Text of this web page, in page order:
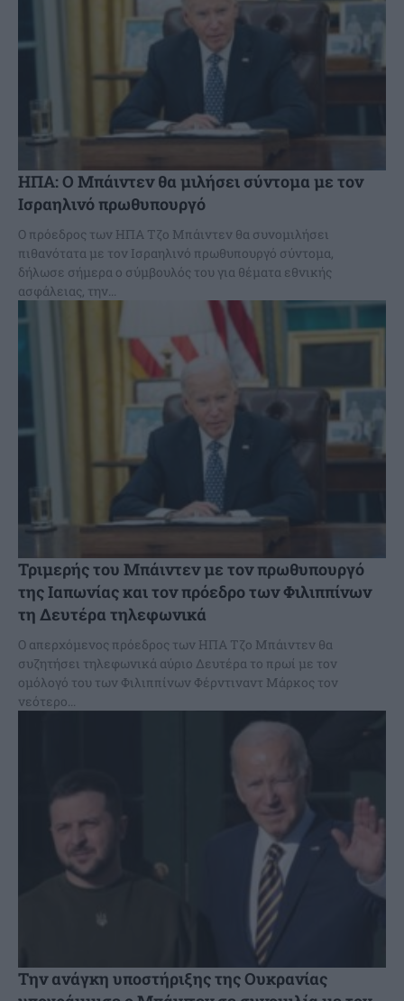
ΗΠΑ: Ο Μπάιντεν θα μιλήσει σύντομα με τον
Ισραηλινό πρωθυπουργό
Ο πρόεδρος των ΗΠΑ Τζο Μπάιντεν θα συνομιλήσει
πιθανότατα με τον Ισραηλινό πρωθυπουργό σύντομα,
δήλωσε σήμερα ο σύμβουλός του για θέματα εθνικής
ασφάλειας, την...
Τριμερής του Μπάιντεν με τον πρωθυπουργό
της Ιαπωνίας και τον πρόεδρο των Φιλιππίνων
τη Δευτέρα τηλεφωνικά
Ο απερχόμενος πρόεδρος των ΗΠΑ Τζο Μπάιντεν θα
συζητήσει τηλεφωνικά αύριο Δευτέρα το πρωί με τον
ομόλογό του των Φιλιππίνων Φέρντιναντ Μάρκος τον
νεότερο...
Την ανάγκη υποστήριξης της Ουκρανίας